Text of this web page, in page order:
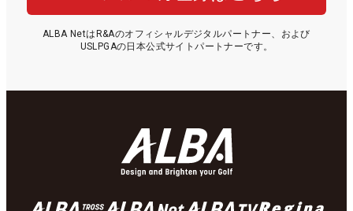
ALBA NetはR&Aのオフィシャルデジタルパートナー、および
USLPGAの日本公式サイトパートナーです。